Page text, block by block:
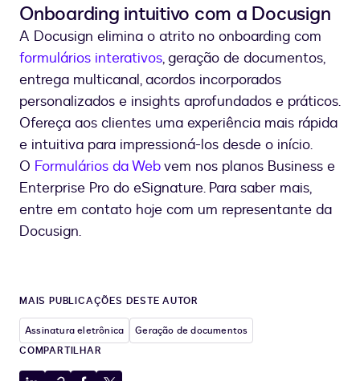
Onboarding intuitivo com a Docusign
A Docusign elimina o atrito no onboarding com
formulários interativos, geração de documentos,
entrega multicanal, acordos incorporados
personalizados e insights aprofundados e práticos.
Ofereça aos clientes uma experiência mais rápida
e intuitiva para impressioná-los desde o início.
O Formulários da Webvem nos planos Business e
Enterprise Pro do eSignature. Para saber mais,
entre em contato hoje com um representante da
Docusign.
MAIS PUBLICAÇÕES DESTE AUTOR
Assinatura eletrônica
Geração de documentos
COMPARTILHAR